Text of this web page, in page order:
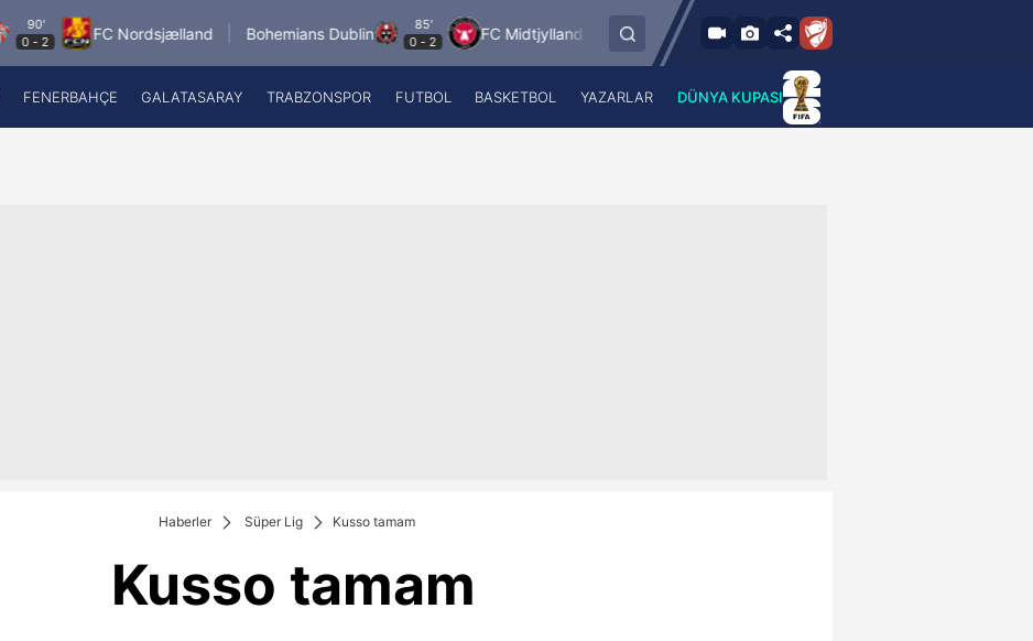
FC Nordsjælland Bohemians Dublin
85'
0-2 FC Midtjylland HNK Rijeka
84'
Tampereen Ilves
A Haber Radyo
FENERBAHÇE GALATASARAY TRABZONSPOR FUTBOL BASKETBOL YAZARLAR DÜNYA KUPASI
Haberler Süper Lig Kusso tamam
Kusso tamam